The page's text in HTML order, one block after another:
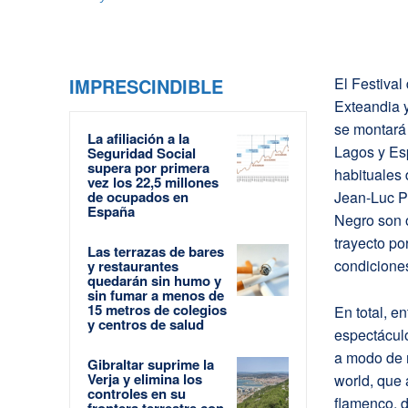
IMPRESCINDIBLE
La afiliación a la
Seguridad Social
supera por primera
vez los 22,5 millones
de ocupados en
España
Las terrazas de bares
y restaurantes
quedarán sin humo y
sin fumar a menos de
15 metros de colegios
y centros de salud
Gibraltar suprime la
Verja y elimina los
controles en su
El Festival
Exteandia
se
Lagos y
habituales
Jean-Luc
Negro son
trayecto
En total,
a modo de
world, que
flamenco,